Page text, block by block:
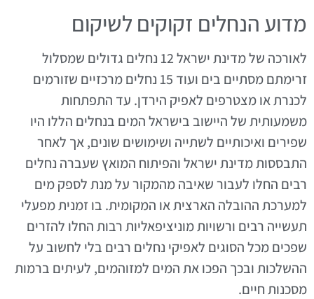
מדוע הנחלים זקוקים לשיקום
לאורכה של מדינת ישראל 12 נחלים גדולים שמסלול
זרימתם מסתיים בים ועוד 15 נחלים מרכזיים שזורמים
לכנרת או מצטרפים לאפיק הירדן. עד התפתחות
משמעותית של היישוב בישראל המים בנחלים הללו היו
שפירים ואיכותיים לשתייה ושימושים שונים, אך לאחר
התבססות מדינת ישראל והפיתוח המואץ שעברה נחלים
רבים החלו לעבור שאיבה מהמקור על מנת לספק מים
למערכת ההובלה הארצית או המקומית. בו זמנית מפעלי
תעשייה רבים ורשויות מוניציפאליות רבות החלו להזרים
שפכים מכל הסוגים לאפיקי נחלים רבים בלי לחשוב על
ההשלכות ובכך הפכו את המים למזוהמים, לעיתים ברמות
מסכנות חיים.